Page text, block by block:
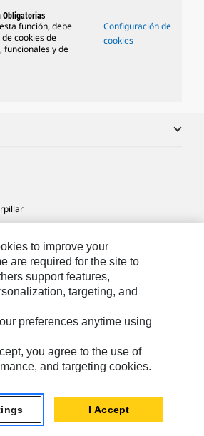
Obligatorias
función, debe
cookies de
funcionales y de
Configuración de
cookies
to improve your
are required for the site to
support features,
targeting, and
preferences anytime using
you agree to the use of
and targeting cookies.
I Accept